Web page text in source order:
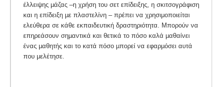
έλλειψης µάζας –η χρήση του σετ επίδειξης, η σκιτσογράφιση
και η επίδειξη µε πλαστελίνη – πρέπει να χρησιμοποιείται
ελεύθερα σε κάθε εκπαιδευτική δραστηριότητα. Μπορούν να
επηρεάσουν σηµαντικά και θετικά το πόσο καλά µαθαίνει
ένας µαθητής και το κατά πόσο µπορεί να εφαρµόσει αυτά
που μελέτησε.